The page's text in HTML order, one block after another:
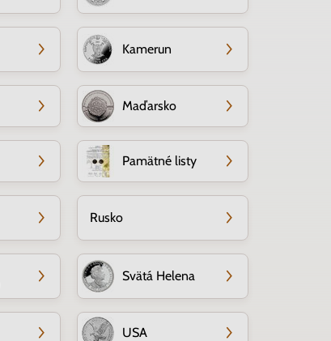
Kamerun
Maďarsko
Pamätné listy
Rusko
Svätá Helena
USA